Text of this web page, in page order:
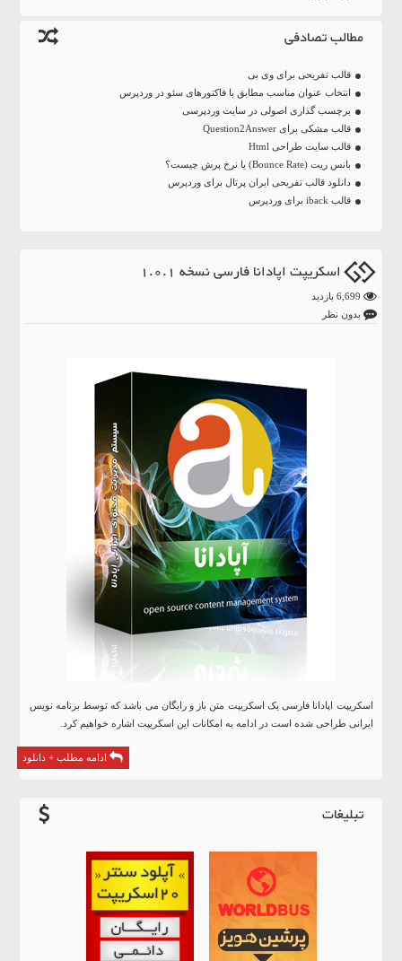
مطالب تصادفی
قالب تفریحی برای وی بی
انتخاب عنوان مناسب مطابق با فاکتورهای سئو در وردپرس
برچسب گذاری اصولی در سایت وردپرسی
قالب مشکی برای Question2Answer
قالب سایت طراحی Html
بانس ریت (Bounce Rate) یا نرخ پرش چیست؟
دانلود قالب تفریحی ایران پرتال برای وردپرس
قالب iback برای وردپرس
اسکریپت اپادانا فارسی نسخه 1.0.1
بدون نظر
اسکریپت اپادانا فارسی یک اسکریپت متن باز و رایگان می باشد که توسط برنامه نویس
ایرانی طراحی شده است در ادامه به امکانات این اسکریپت اشاره خواهیم کرد.
ادامه مطلب + دانلود
تبلیغات